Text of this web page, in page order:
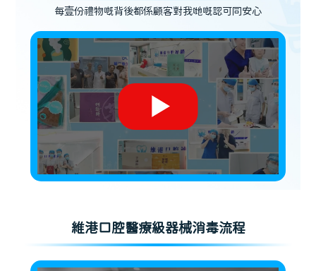
每壹份禮物嘅背後都係顧客對我哋嘅認可同安心
維港口腔醫療級器械消毒流程